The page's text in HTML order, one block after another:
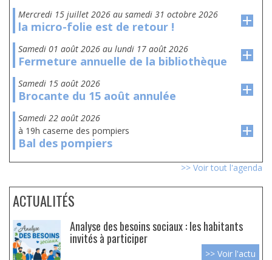
mercredi 15 juillet 2026 au samedi 31 octobre 2026
la micro-folie est de retour !
samedi 01 août 2026 au lundi 17 août 2026
Fermeture annuelle de la bibliothèque
samedi 15 août 2026
Brocante du 15 août annulée
samedi 22 août 2026
à 19h caserne des pompiers
Bal des pompiers
>> Voir tout l'agenda
ACTUALITÉS
Analyse des besoins sociaux : les habitants
invités à participer
>> Voir l'actu